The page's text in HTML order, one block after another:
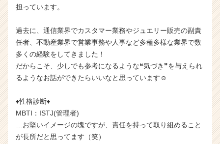
担っています。
過去に、通信業界でカスタマー業務やジュエリー販売の副責
任者、不動産業界で営業事務や人事など多種多様な業界で数
多くの経験をしてきました！
だからこそ、少しでも参考になるような❝気づき❞を与えられ
るようなお話ができたらいいなと思っています☺
♦性格診断♦
MBTI：ISTJ(管理者)
…お堅いイメージの塊ですが、責任を持って取り組めること
が長所だと思ってます（笑）